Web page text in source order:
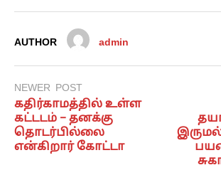
AUTHOR admin
NEWER POST
கதிர்காமத்தில் உள்ள
கட்டடம் – தனக்கு
தொடர்பில்லை
என்கிறார் கோட்டா